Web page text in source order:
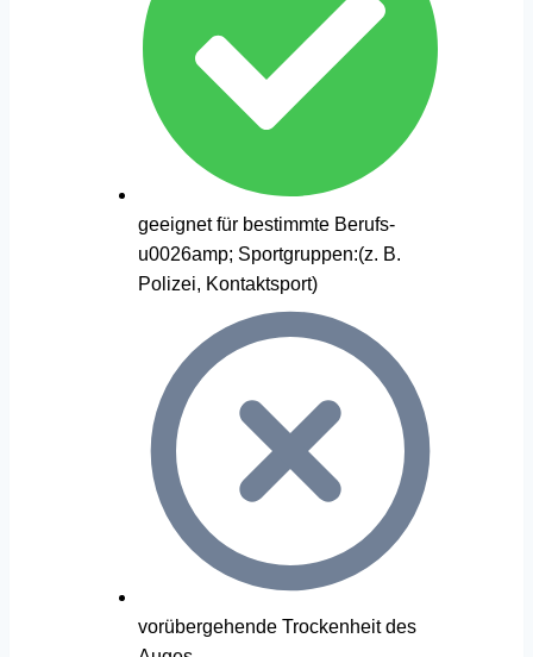
geeignet für bestimmte Berufs-
u0026amp; Sportgruppen:(z. B.
Polizei, Kontaktsport)
vorübergehende Trockenheit des